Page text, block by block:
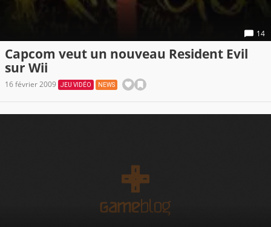
14
Capcom veut un nouveau Resident Evil
sur Wii
16 février 2009 JEU VIDÉO NEWS